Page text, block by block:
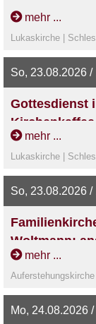
Weitere
mehr ...
Lukaskirche |
So, 23.08.2026 /
Gottesdienst
Kirchenkaffee
mehr ...
Lukaskirche |
So, 23.08.2026 /
Woltmann;
mehr ...
Mo, 24.08.2026